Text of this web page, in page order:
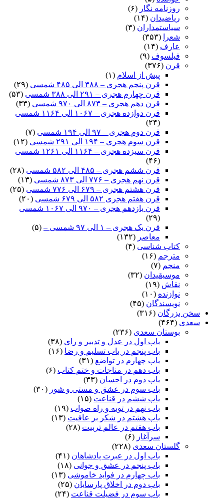
روزنامه نگار (۶)
ریاضیدان (۱۴)
سیاستمداران (۳)
شعرا
(۳۵۳)
عارف (۱۴)
فیلسوف (۹)
قرن (۳۷۶)
پیش از اسلام (۱)
قرن پنجم هجری – ۳۸۸ الی ۴۸۵ شمسی
(۲۹)
قرن چهارم هجری – ۲۹۱ الی ۳۸۸ شمسی
(۵۳)
قرن دهم هجری – ۸۷۳ الی ۹۷۰ شمسی
(۳۳)
قرن دوازده هجری – ۱۰۶۷ الی ۱۱۶۴ شمسی
(۲۴)
قرن دوم هجری – ۹۷ الی ۱۹۴ شمسی
(۷)
قرن سوم هجری – ۱۹۴ الی ۲۹۱ شمسی
(۱۲)
قرن سیزده هجری – ۱۱۶۴ الی ۱۲۶۱ شمسی
(۴۶)
قرن ششم هجری – ۴۸۵ الی ۵۸۲ شمسی
(۲۸)
قرن نهم هجری – ۷۷۶ الی ۸۷۳ شمسی
(۱۳)
قرن هشتم هجری – ۶۷۹ الی ۷۷۶ شمسی
(۲۵)
قرن هفتم هجری ۵۸۲ الی ۶۷۹ شمسی
(۲۰)
قرن یازدهم هجری – ۹۷۰ الی ۱۰۶۷ شمسی
(۲۹)
قرن یک هجری – ۱ الی ۹۷ شمسی –
(۵)
معاصر (۱۳۲)
کتاب شناسی (۴)
مترجم (۱۶)
منجم (۷)
موسیقیدان (۳۲)
نقاش (۱۹)
نوازنده (۱۰)
نویسندگان (۴۵)
سخن بزرگان (۳۱۶)
سعدی (۴۶۴)
بوستان سعدی (۲۳۶)
باب اول در عدل و تدبیر و رای (۳۸)
باب پنجم در باب تسلیم و رضا (۱۶)
باب چهارم در تواضع (۳۱)
باب دهم در مناجات و ختم کتاب (۶)
باب دوم در احسان (۳۳)
باب سوم در عشق و مستی و شور (۳۰)
باب ششم در قناعت (۱۵)
باب نهم در توبه و راه صواب (۱۹)
باب هشتم در شکر بر عافیت (۱۳)
باب هفتم در عالم تربیت (۲۸)
سرآغاز (۶)
گلستان سعدی (۲۲۸)
باب اول در عبرت پادشاهان (۴۱)
باب پنجم در عشق و جوانى (۱۸)
باب چهارم در فواید خاموشى (۱۳)
باب دوم در اخلاق پارسایان (۲۵)
باب سوم در فضیلت قناعت (۲۴)